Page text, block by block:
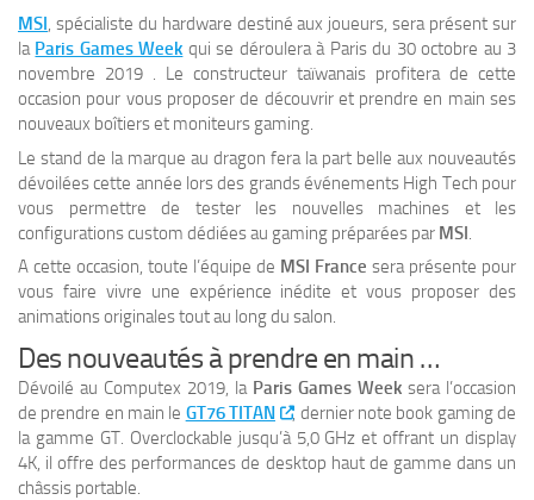
MSI, spécialiste du hardware destiné aux joueurs, sera présent sur
la Paris Games Week qui se déroulera à Paris du 30 octobre au 3
novembre 2019 . Le constructeur taïwanais profitera de cette
occasion pour vous proposer de découvrir et prendre en main ses
nouveaux boîtiers et moniteurs gaming.
Le stand de la marque au dragon fera la part belle aux nouveautés
dévoilées cette année lors des grands événements High Tech pour
vous permettre de tester les nouvelles machines et les
configurations custom dédiées au gaming préparées par MSI.
A cette occasion, toute l’équipe de MSI France sera présente pour
vous faire vivre une expérience inédite et vous proposer des
animations originales tout au long du salon.
Des nouveautés à prendre en main …
Dévoilé au Computex 2019, la Paris Games Week sera l’occasion
de prendre en main le GT76 TITAN
, dernier note book gaming de
la gamme GT. Overclockable jusqu’à 5,0 GHz et offrant un display
4K, il offre des performances de desktop haut de gamme dans un
châssis portable.